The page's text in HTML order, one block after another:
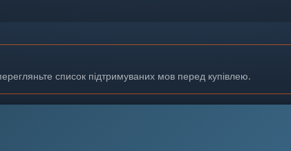
список підтримуваних мов перед купівлею.